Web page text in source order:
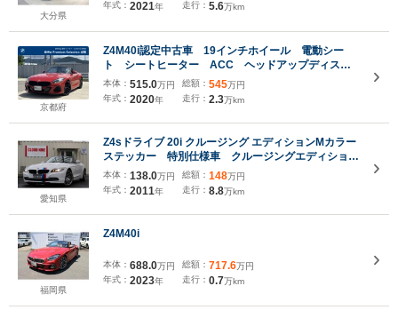
大分県
年式： 2021年
走行： 5.6万km
京都府
Z4M40i認定中古車 19インチホイール 電動シー
ト シートヒーター ACC ヘッドアップディスプ
レイ 純正ナビゲーション 黒レザーシート
本体： 515.0万円
年式： 2020年
総額： 545万円
走行： 2.3万km
愛知県
Z4sドライブ 20i クルージング エディションMカラー
ステッカー 特別仕様車 クルージングエディショ
ン 白革 デジタルインナーミラー 19AW サーボ
トロニック ウインドーディフレクター USBオーデ
ィオ・インターフェース
本体： 138.0万円
年式： 2011年
総額： 148万円
走行： 8.8万km
福岡県
Z4M40i
本体： 688.0万円
年式： 2023年
総額： 717.6万円
走行： 0.7万km